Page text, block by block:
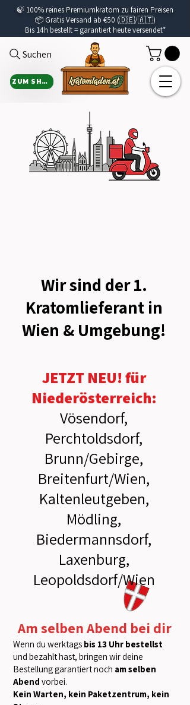
Suchen
🍃 100% reines Premiumkratom zu fairen Preisen
📦 Gratis Versand ab €50 (🇩🇪/🇦🇹)
Bis 14h bestellt = garantiertheute versendet*
ZUM SHOP
Wir sind der 1.
Kratomlieferant in
Wien & Umgebung!
JETZT NEU! für
Niederösterreich:
Vösendorf,
Perchtoldsdorf,
Brunn/Gebirge,
Breitenfurt/Wien,
Kaltenleutgeben,
Mödling,
Biedermannsdorf,
Laxenburg,
Leopoldsdorf/Wien
Am selben Abend bei dir
Wenn du werktags bis 13 Uhr bestellst
und bezahlt hast, bringen wir deine
Bestellung garantiert noch am selben
Abend vorbei.
Kein Warten, kein Paketzentrum, kein